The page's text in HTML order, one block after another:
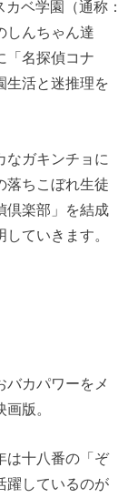
ベ学園（通称：
しんちゃん達
「名探偵コナ
生活と迷推理を
なガキンチョに
落ちこぼれ生徒
倶楽部」を結成
ていきます。
バカパワーをメ
版。
は十八番の「ぞ
躍しているのが